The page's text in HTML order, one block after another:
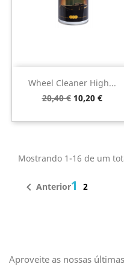
Wheel Cleaner High...
Preço
20,40 € Preço
10,20 €
Mostrando 1-16 de um
 Anterior1 2
Aproveite as nossas